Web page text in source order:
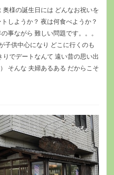
様の誕生日には どんなお祝いを
しようか？ 夜は何食べようか？
事ながら 難しい問題です。。。
子供中心になり どこに行くのも
でデートなんて 遠い昔の思い出
そんな 夫婦あるある だからこそ